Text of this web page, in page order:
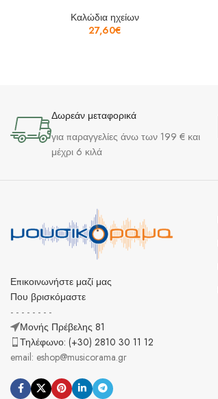
Καλώδια ηχείων
27,60€
Δωρεάν μεταφορικά
για παραγγελίες άνω των 199 € και
μέχρι 6 κιλά
Επικοινωνήστε μαζί μας
Που βρισκόμαστε
- - - - - - - -
Μονής Πρέβελης 81
Τηλέφωνο: (+30) 2810 30 11 12
email: eshop@musicorama.gr